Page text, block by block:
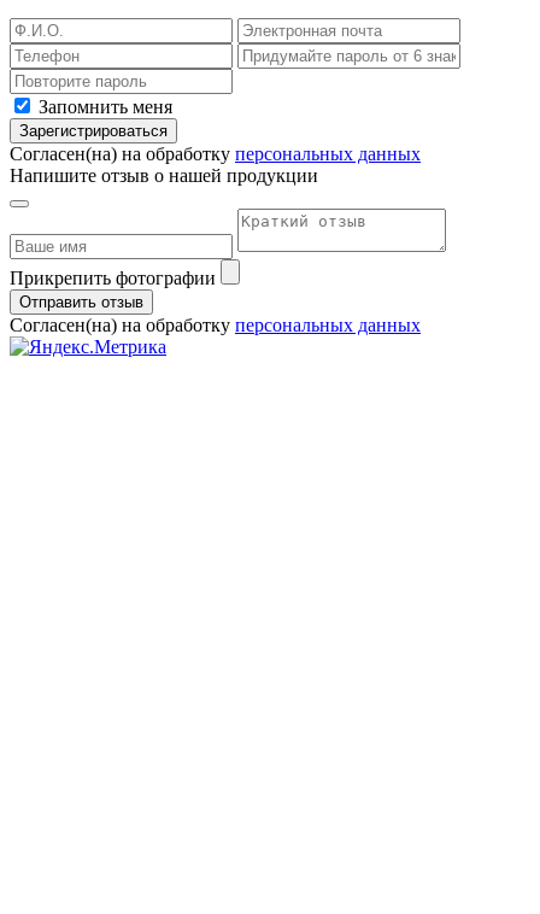
Запомнить меня
Зарегистрироваться
Согласен(на) на обработку персональных данных
Напишите отзыв о нашей продукции
Прикрепить фотографии
Отправить отзыв
Согласен(на) на обработку персональных данных